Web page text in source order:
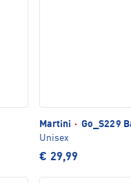
Martini · Go_S229
Unisex
€ 29,99